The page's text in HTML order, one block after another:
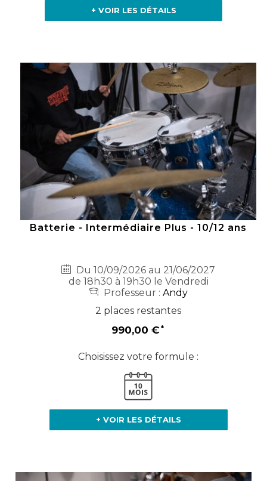
+ VOIR LES DÉTAILS
Batterie - Intermédiaire Plus - 10/12 ans
Du 10/09/2026 au 21/06/2027
de 18h30 à 19h30 le Vendredi
Professeur :Andy
2 places restantes
990,00 €
Choisissez votre formule :
+ VOIR LES DÉTAILS